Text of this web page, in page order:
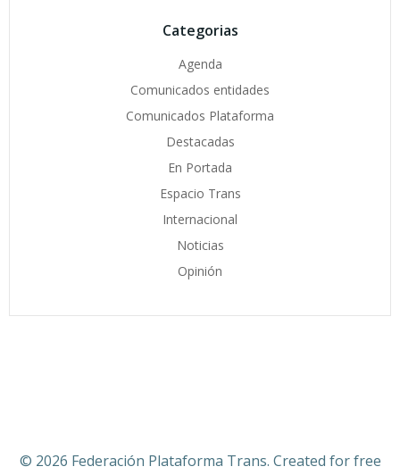
Categorias
Agenda
Comunicados entidades
Comunicados Plataforma
Destacadas
En Portada
Espacio Trans
Internacional
Noticias
Opinión
© 2026 Federación Plataforma Trans. Created for free